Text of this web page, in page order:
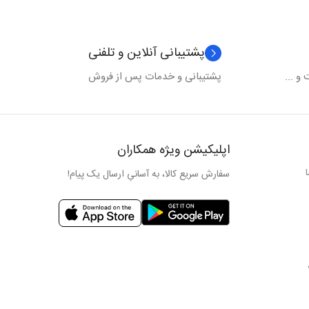
و ...
پشتیبانی آنلاین و تلفنی
پشتیبانی و خدمات پس از فروش
اپلیکیشن ویژه همکاران
سفارش سریع کالا، به آسانیِ ارسال یک پیام!